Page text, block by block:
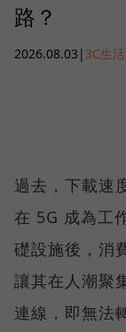
路？
2026.08.03 | 3C生活
過去，下載速
在 5G 成為工
礎設施後，消
讓其在人潮聚
連線，即無法